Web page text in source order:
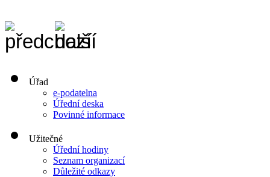
Úřad
e-podatelna
Úřední deska
Povinné informace
Užitečné
Úřední hodiny
Seznam organizací
Důležité odkazy